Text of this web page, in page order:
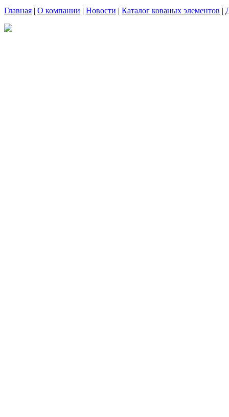
Главная | О компании | Новости | Каталог кованых элементов |